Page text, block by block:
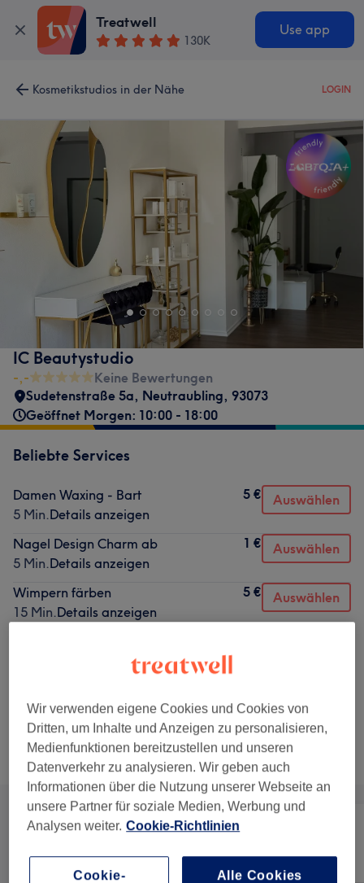
Treatwell
130K
Use app
Kosmetikstudios in der Nähe LOGIN
IC Beautystudio
-,-
Keine Bewertungen
Sudetenstraße 5a, Neutraubling, 93073
Geöffnet Morgen: 10:00 - 18:00
Beliebte Services
Damen Waxing - Bart
5 Min.Details anzeigen
5 € Auswählen
Nagel Design Charm ab
5 Min.Details anzeigen
1 € Auswählen
Wimpern färben
15 Min.Details anzeigen
5 € Auswählen
Details anzeigen
15 Min.Details anzeigen
Alle Services
Alle Friseur Nägel
Wir verwenden eigene Cookies und Cookies von
Dritten, um Inhalte und Anzeigen zu personalisieren,
Medienfunktionen bereitzustellen und unseren
Datenverkehr zu analysieren. Wir geben auch
Informationen über die Nutzung unserer Webseite an
unsere Partner für soziale Medien, Werbung und
Analysen weiter. Cookie-Richtlinien
Cookie-
Alle Cookies